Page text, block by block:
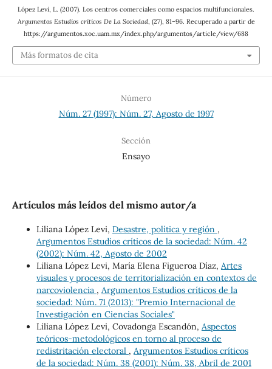
López Levi, L. (2007). Los centros comerciales como espacios multifuncionales.
Argumentos Estudios críticos De La Sociedad, (27), 81–96. Recuperado a partir de
https://argumentos.xoc.uam.mx/index.php/argumentos/article/view/688
Más formatos de cita
Número
Núm. 27 (1997): Núm. 27, Agosto de 1997
Sección
Ensayo
Artículos más leídos del mismo autor/a
Liliana López Levi, Desastre, política y región ,
Argumentos Estudios críticos de la sociedad: Núm. 42
(2002): Núm. 42, Agosto de 2002
Liliana López Levi, María Elena Figueroa Díaz, Artes
visuales y procesos de territorialización en contextos de
narcoviolencia , Argumentos Estudios críticos de la
sociedad: Núm. 71 (2013): "Premio Internacional de
Investigación en Ciencias Sociales"
Liliana López Levi, Covadonga Escandón, Aspectos
teóricos-metodológicos en torno al proceso de
redistritación electoral , Argumentos Estudios críticos
de la sociedad: Núm. 38 (2001): Núm. 38, Abril de 2001